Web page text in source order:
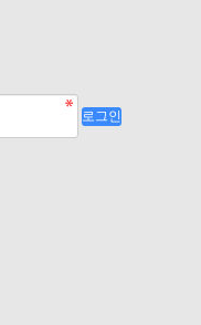
로그인